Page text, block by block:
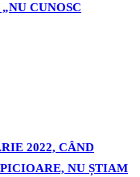
CUNOSC
2022, CÂND
NU ȘTIAM